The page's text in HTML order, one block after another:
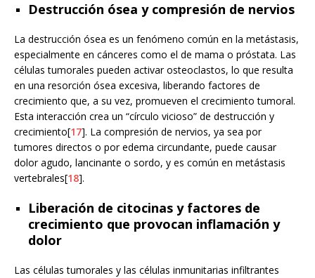
Destrucción ósea y compresión de nervios
La destrucción ósea es un fenómeno común en la metástasis,
especialmente en cánceres como el de mama o próstata. Las
células tumorales pueden activar osteoclastos, lo que resulta
en una resorción ósea excesiva, liberando factores de
crecimiento que, a su vez, promueven el crecimiento tumoral.
Esta interacción crea un “círculo vicioso” de destrucción y
crecimiento[17]. La compresión de nervios, ya sea por
tumores directos o por edema circundante, puede causar
dolor agudo, lancinante o sordo, y es común en metástasis
vertebrales[18].
Liberación de citocinas y factores de
crecimiento que provocan inflamación y
dolor
Las células tumorales y las células inmunitarias infiltrantes